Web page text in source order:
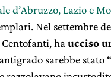
d’Abruzzo, Lazio e
Nel settembre
ha ucciso
sarebbe stato